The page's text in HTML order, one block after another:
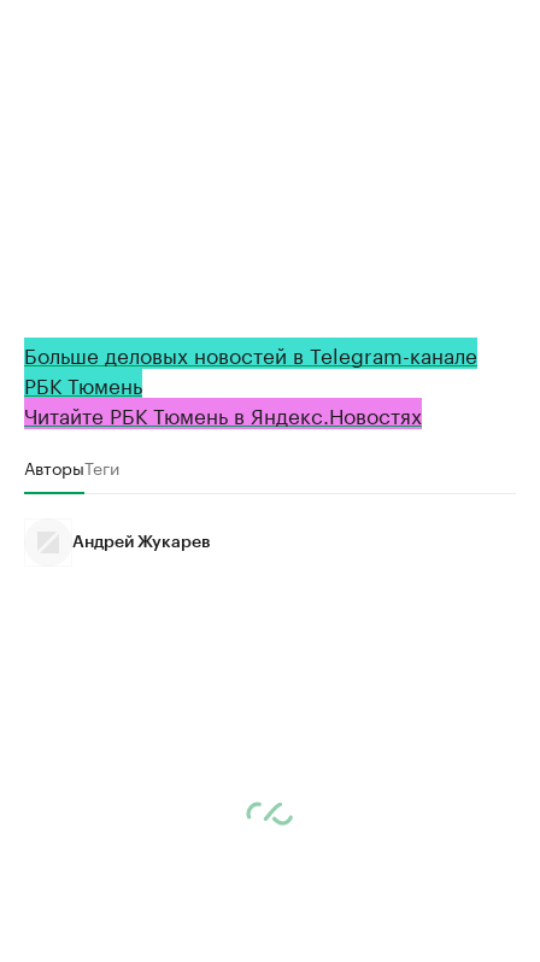
Больше деловых новостей в Telegram-канале
РБК Тюмень
Читайте РБК Тюмень в Яндекс.Новостях
АвторыТеги
Андрей Жукарев